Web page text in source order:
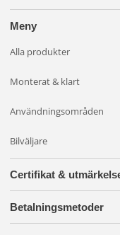
Meny
Alla produkter
Monterat & klart
Användningsområden
Bilväljare
Certifikat &
Betalningsmetoder